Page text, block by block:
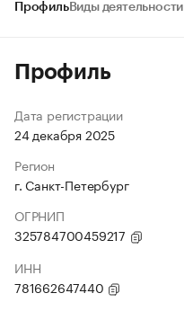
ПрофильВиды деятельности
Профиль
Дата регистрации
24 декабря 2025
Регион
г. Санкт-Петербург
ОГРНИП
325784700459217
ИНН
781662647440